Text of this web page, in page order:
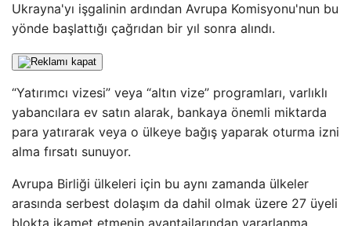
Ukrayna'yı işgalinin ardından Avrupa Komisyonu'nun bu
yönde başlattığı çağrıdan bir yıl sonra alındı.
“Yatırımcı vizesi” veya “altın vize” programları, varlıklı
yabancılara ev satın alarak, bankaya önemli miktarda
para yatırarak veya o ülkeye bağış yaparak oturma izni
alma fırsatı sunuyor.
Avrupa Birliği ülkeleri için bu aynı zamanda ülkeler
arasında serbest dolaşım da dahil olmak üzere 27 üyeli
blokta ikamet etmenin avantajlarından yararlanma